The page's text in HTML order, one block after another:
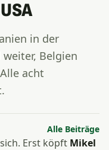
in der
Belgien
acht
Alle Beiträge
Erst köpft Mikel